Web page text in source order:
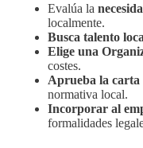
Evalúa la
localmente.
Busca talento
Elige una
costes.
Aprueba la carta
normativa local.
Incorporar al
formalidades